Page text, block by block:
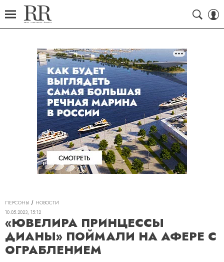
ПЕРСОНЫ
НОВОСТИ
10.05.2023, 15:12
«ЮВЕЛИРА ПРИНЦЕССЫ
ДИАНЫ» ПОЙМАЛИ НА АФЕРЕ С
ОГРАБЛЕНИЕМ